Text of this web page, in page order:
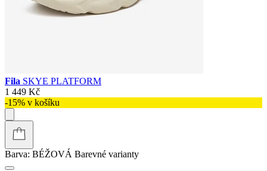
Fila SKYE PLATFORM
1 449 Kč
-15% v košíku
Barva: BÉŽOVÁ Barevné varianty